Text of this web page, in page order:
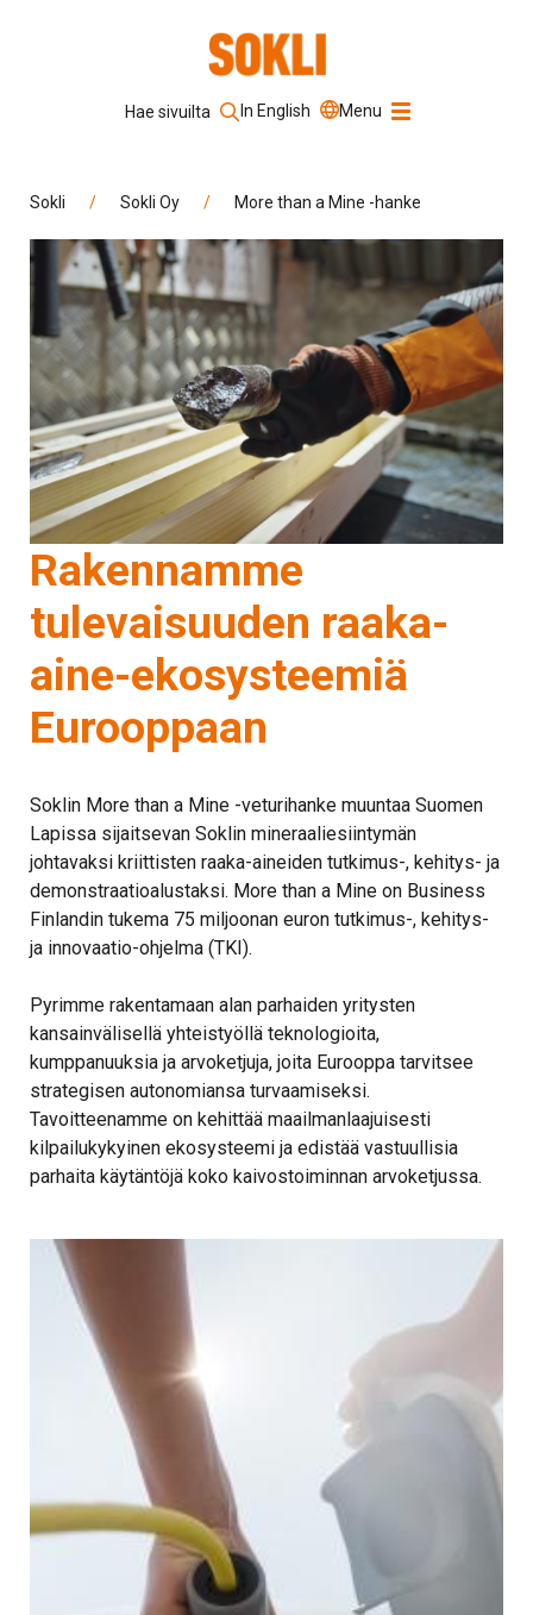
Hae sivuilta In English Menu
Hae sivustolta
Sokli / Sokli Oy / More than a Mine -hanke
Rakennamme
tulevaisuuden raaka-
aine-ekosysteemiä
Eurooppaan
Soklin More than a Mine -veturihanke muuntaa Suomen
Lapissa sijaitsevan Soklin mineraaliesiintymän
johtavaksi kriittisten raaka-aineiden tutkimus-, kehitys- ja
demonstraatioalustaksi. More than a Mine on Business
Finlandin tukema 75 miljoonan euron tutkimus-, kehitys-
ja innovaatio-ohjelma (TKI).
Pyrimme rakentamaan alan parhaiden yritysten
kansainvälisellä yhteistyöllä teknologioita,
kumppanuuksia ja arvoketjuja, joita Eurooppa tarvitsee
strategisen autonomiansa turvaamiseksi.
Tavoitteenamme on kehittää maailmanlaajuisesti
kilpailukykyinen ekosysteemi ja edistää vastuullisia
parhaita käytäntöjä koko kaivostoiminnan arvoketjussa.